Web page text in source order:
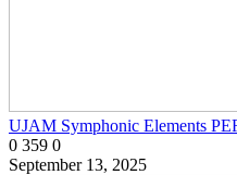
UJAM Symphonic Elements
0 359 0
September 13, 2025